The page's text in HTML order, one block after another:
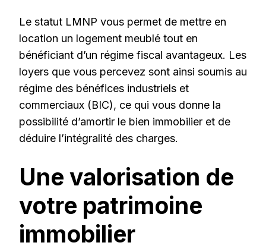
Le statut LMNP vous permet de mettre en
location un logement meublé tout en
bénéficiant d’un régime fiscal avantageux. Les
loyers que vous percevez sont ainsi soumis au
régime des bénéfices industriels et
commerciaux (BIC), ce qui vous donne la
possibilité d’amortir le bien immobilier et de
déduire l’intégralité des charges.
Une valorisation de
votre patrimoine
immobilier